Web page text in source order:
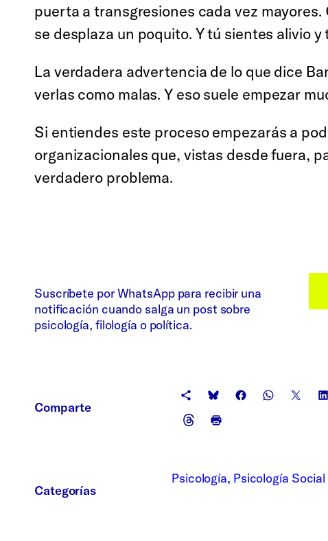
puerta a transgresiones cada vez
se desplaza un poquito. Y tú sientes alivio
La verdadera advertencia de lo que dice
verlas como malas. Y eso suele empezar
Si entiendes este proceso empezarás a
organizacionales que, vistas desde fuera,
verdadero problema.
Suscríbete por WhatsApp para recibir una
notificación cuando salga un post sobre
psicología, filología o política.
Comparte
Categorías
Psicología, Psicología Social